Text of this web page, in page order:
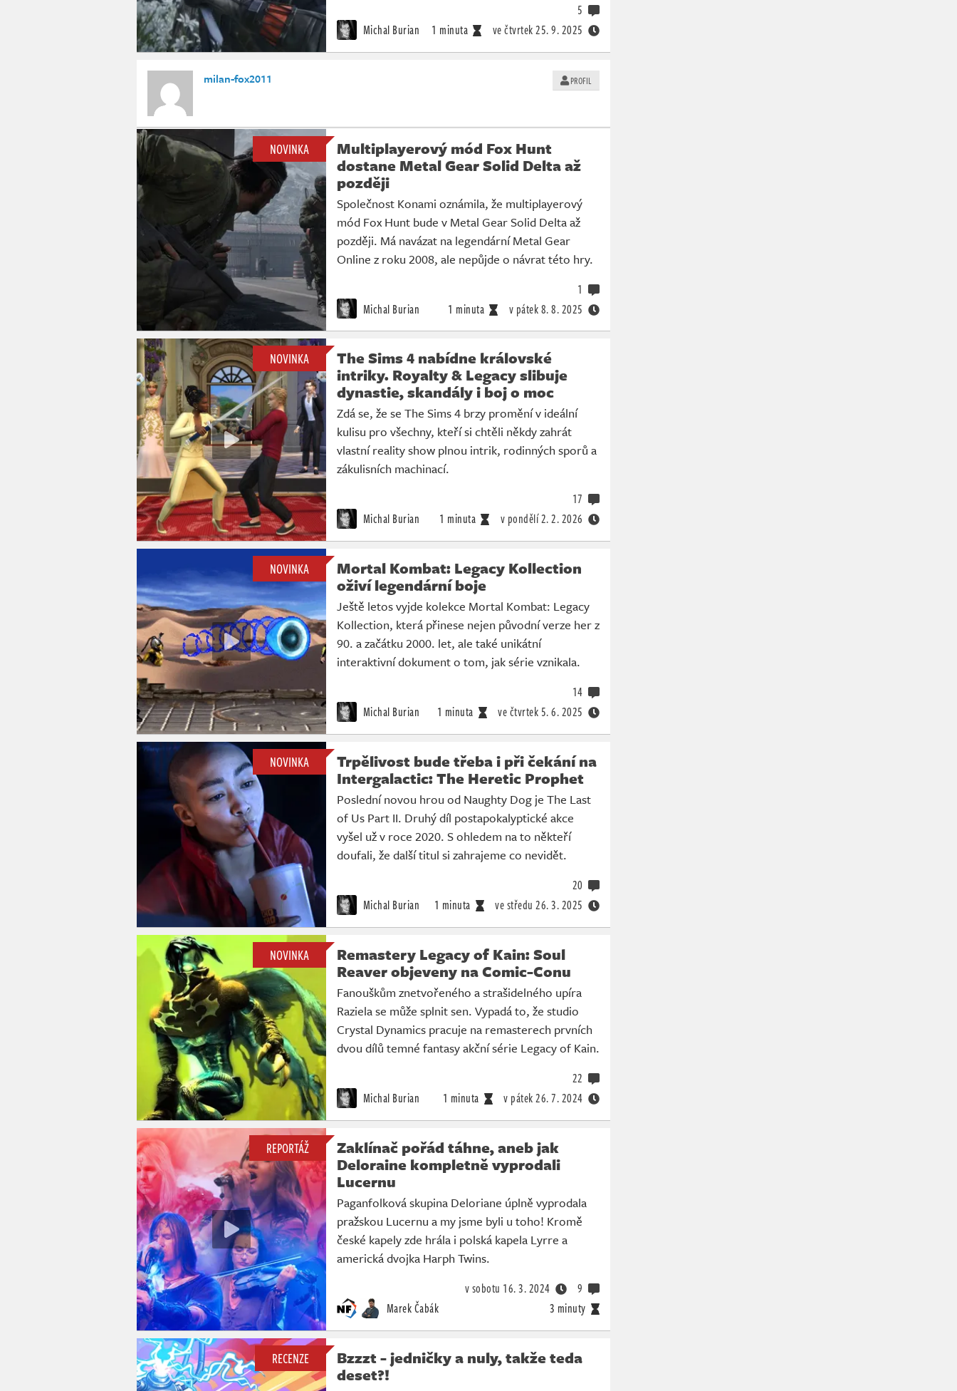
Michal Burian 1 minuta ve čtvrtek25. 9. 2025
5
milan-fox2011 PROFIL
NOVINKA
Multiplayerový mód Fox Hunt
dostane Metal Gear Solid Delta až
později
Společnost Konami oznámila, že multiplayerový
mód Fox Hunt bude v Metal Gear Solid Delta až
později. Má navázat na legendární Metal Gear
Online z roku 2008, ale nepůjde o návrat této hry.
Michal Burian 1 minuta v pátek8. 8. 2025
1
NOVINKA
The Sims 4 nabídne královské
intriky. Royalty & Legacy slibuje
dynastie, skandály i boj o moc
Zdá se, že se The Sims 4 brzy promění v ideální
kulisu pro všechny, kteří si chtěli někdy zahrát
vlastní reality show plnou intrik, rodinných sporů a
zákulisních machinací.
Michal Burian 1 minuta v pondělí2. 2. 2026
17
NOVINKA
Mortal Kombat: Legacy Kollection
oživí legendární boje
Ještě letos vyjde kolekce Mortal Kombat: Legacy
Kollection, která přinese nejen původní verze her z
90. a začátku 2000. let, ale také unikátní
interaktivní dokument o tom, jak série vznikala.
Michal Burian 1 minuta ve čtvrtek 5. 6. 2025
14
NOVINKA
Trpělivost bude třeba i při čekání na
Intergalactic: The Heretic Prophet
Poslední novou hrou od Naughty Dog je The Last
of Us Part II. Druhý díl postapokalyptické akce
vyšel už v roce 2020. S ohledem na to někteří
doufali, že další titul si zahrajeme co nevidět.
Michal Burian 1 minuta ve středu 26. 3. 2025
20
NOVINKA
Remastery Legacy of Kain: Soul
Reaver objeveny na Comic-Conu
Fanouškům znetvořeného a strašidelného upíra
Raziela se může splnit sen. Vypadá to, že studio
Crystal Dynamics pracuje na remasterech prvních
dvou dílů temné fantasy akční série Legacy of Kain.
Michal Burian 1 minuta v pátek26. 7. 2024
22
REPORTÁŽ
Zaklínač pořád táhne, aneb jak
Deloraine kompletně vyprodali
Lucernu
Paganfolková skupina Deloriane úplně vyprodala
pražskou Lucernu a my jsme byli u toho! Kromě
české kapely zde hrála i polská kapela Lyrre a
americká dvojka Harph Twins.
Marek Čabák 3 minuty
v sobotu 16. 3. 2024 9
RECENZE
Bzzzt - jedničky a nuly, takže teda
deset?!